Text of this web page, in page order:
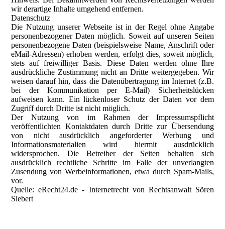
wir derartige Inhalte umgehend entfernen.
Datenschutz
Die Nutzung unserer Webseite ist in der Regel ohne Angabe
personenbezogener Daten möglich. Soweit auf unseren Seiten
personenbezogene Daten (beispielsweise Name, Anschrift oder
eMail-Adressen) erhoben werden, erfolgt dies, soweit möglich,
stets auf freiwilliger Basis. Diese Daten werden ohne Ihre
ausdrückliche Zustimmung nicht an Dritte weitergegeben. Wir
weisen darauf hin, dass die Datenübertragung im Internet (z.B.
bei der Kommunikation per E-Mail) Sicherheitslücken
aufweisen kann. Ein lückenloser Schutz der Daten vor dem
Zugriff durch Dritte ist nicht möglich.
Der Nutzung von im Rahmen der Impressumspflicht
veröffentlichten Kontaktdaten durch Dritte zur Übersendung
von nicht ausdrücklich angeforderter Werbung und
Informationsmaterialien wird hiermit ausdrücklich
widersprochen. Die Betreiber der Seiten behalten sich
ausdrücklich rechtliche Schritte im Falle der unverlangten
Zusendung von Werbeinformationen, etwa durch Spam-Mails,
vor.
Quelle: eRecht24.de - Internetrecht von Rechtsanwalt Sören
Siebert